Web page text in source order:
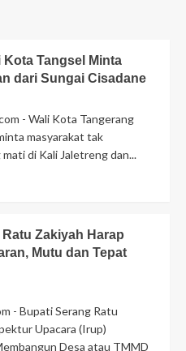
Kota Tangsel Minta
dari Sungai Cisadane
- Wali Kota Tangerang
masyarakat tak
di Kali Jaletreng dan...
Zakiyah Harap
Mutu dan Tepat
- Bupati Serang Ratu
Upacara (Irup)
Desa atau TMMD